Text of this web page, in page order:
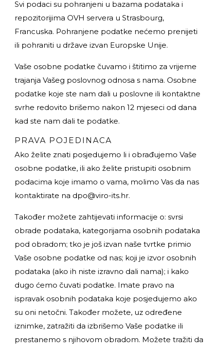
Svi podaci su pohranjeni u bazama podataka i
repozitorijima OVH servera u Strasbourg,
Francuska. Pohranjene podatke nećemo prenijeti
ili pohraniti u države izvan Europske Unije.
Vaše osobne podatke čuvamo i štitimo za vrijeme
trajanja Vašeg poslovnog odnosa s nama. Osobne
podatke koje ste nam dali u poslovne ili kontaktne
svrhe redovito brišemo nakon 12 mjeseci od dana
kad ste nam dali te podatke.
PRAVA POJEDINACA
Ako želite znati posjedujemo li i obrađujemo Vaše
osobne podatke, ili ako želite pristupiti osobnim
podacima koje imamo o vama, molimo Vas da nas
kontaktirate na dpo@viro-its.hr.
Također možete zahtijevati informacije o: svrsi
obrade podataka, kategorijama osobnih podataka
pod obradom; tko je još izvan naše tvrtke primio
Vaše osobne podatke od nas; koji je izvor osobnih
podataka (ako ih niste izravno dali nama); i kako
dugo ćemo čuvati podatke. Imate pravo na
ispravak osobnih podataka koje posjedujemo ako
su oni netočni. Također možete, uz određene
iznimke, zatražiti da izbrišemo Vaše podatke ili
prestanemo s njihovom obradom. Možete tražiti da